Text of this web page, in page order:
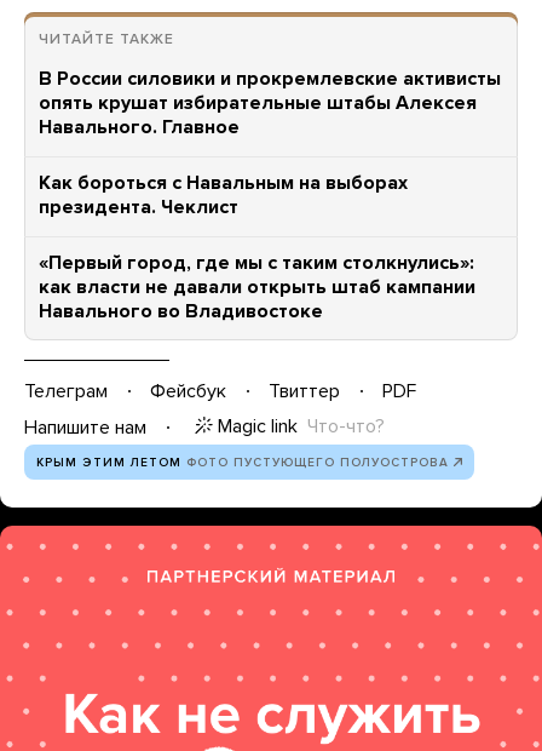
ЧИТАЙТЕ ТАКЖЕ
В России силовики и прокремлевские активисты
опять крушат избирательные штабы Алексея
Навального. Главное
Как бороться с Навальным на выборах
президента. Чеклист
«Первый город, где мы с таким столкнулись»:
как власти не давали открыть штаб кампании
Навального во Владивостоке
Телеграм Фейсбук Твиттер
PDF
Напишите нам
Magic link Что-что?
КРЫМ ЭТИМ ЛЕТОМ ФОТО ПУСТУЮЩЕГО ПОЛУОСТРОВА